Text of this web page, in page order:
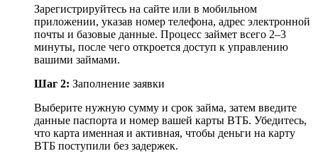
Зарегистрируйтесь на сайте или в мобильном
приложении, указав номер телефона, адрес электронной
почты и базовые данные. Процесс займет всего 2–3
минуты, после чего откроется доступ к управлению
вашими займами.
Шаг 2: Заполнение заявки
Выберите нужную сумму и срок займа, затем введите
данные паспорта и номер вашей карты ВТБ. Убедитесь,
что карта именная и активная, чтобы деньги на карту
ВТБ поступили без задержек.